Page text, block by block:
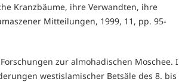
Kranzbäume, ihre Verwandten, ihre
Mitteilungen, 1999, 11, pp. 95-
Forschungen zur almohadischen Moschee.
westislamischer Betsäle des 8. bis